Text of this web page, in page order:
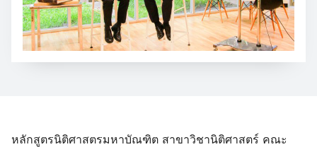
หลักสูตรนิติศาสตรมหาบัณฑิต สาขาวิชานิติศาสตร์ คณะ